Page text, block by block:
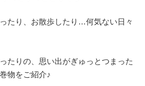
たり、お散歩したり…何気ない日々
たりの、思い出がぎゅっとつまった
物をご紹介♪